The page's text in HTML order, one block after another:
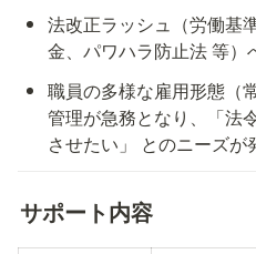
法改正ラッシュ（労働基
金、パワハラ防止法 等）
職員の多様な雇用形態（
管理が急務となり、「法
させたい」 とのニーズが
サポート内容